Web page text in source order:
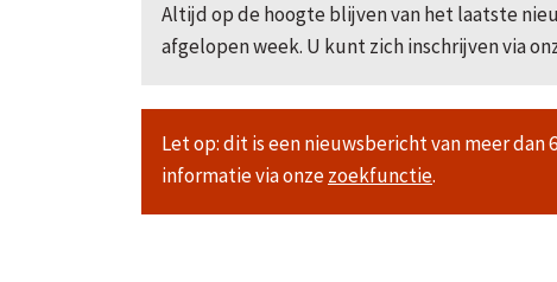
Altijd op de hoogte blijven van het laatste
afgelopen week. U kunt zich inschrijven via
Let op: dit is een nieuwsbericht van meer
informatie via onzezoekfunctie.